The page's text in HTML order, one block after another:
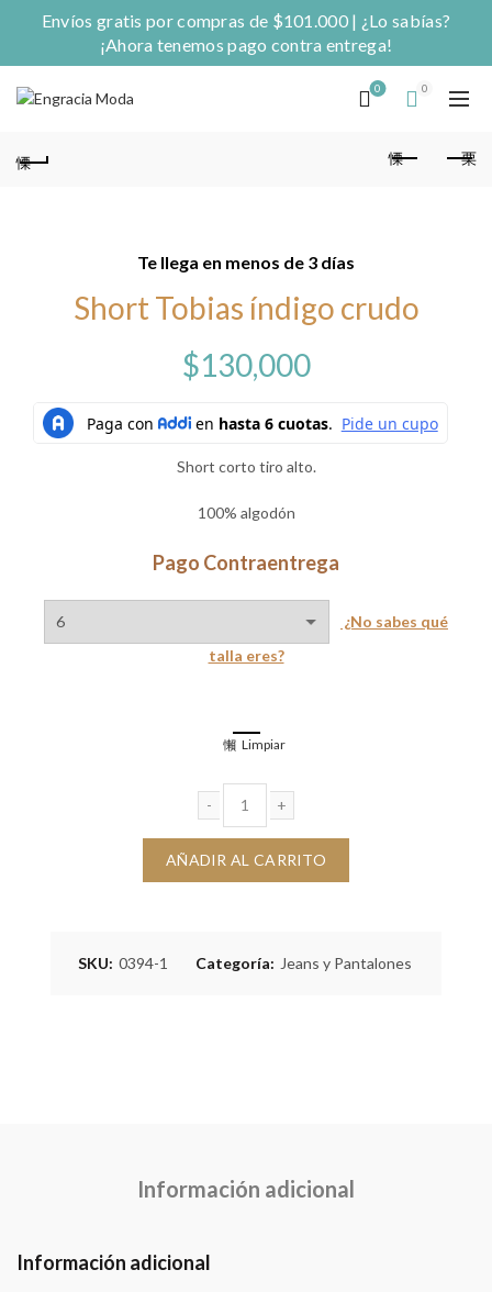
Envíos gratis por compras de $101.000 | ¿Lo sabías?
¡Ahora tenemos pago contra entrega!
0 0
Te llega en menos de 3 días
Short Tobias índigo crudo
$130,000
Short corto tiro alto.
100% algodón
Pago Contraentrega
¿No sabes qué
talla eres?
Limpiar
Short Tobias índigo crudo cantidad
AÑADIR AL CARRITO
SKU: 0394-1 Categoría: Jeans y Pantalones
Información adicional
Información adicional